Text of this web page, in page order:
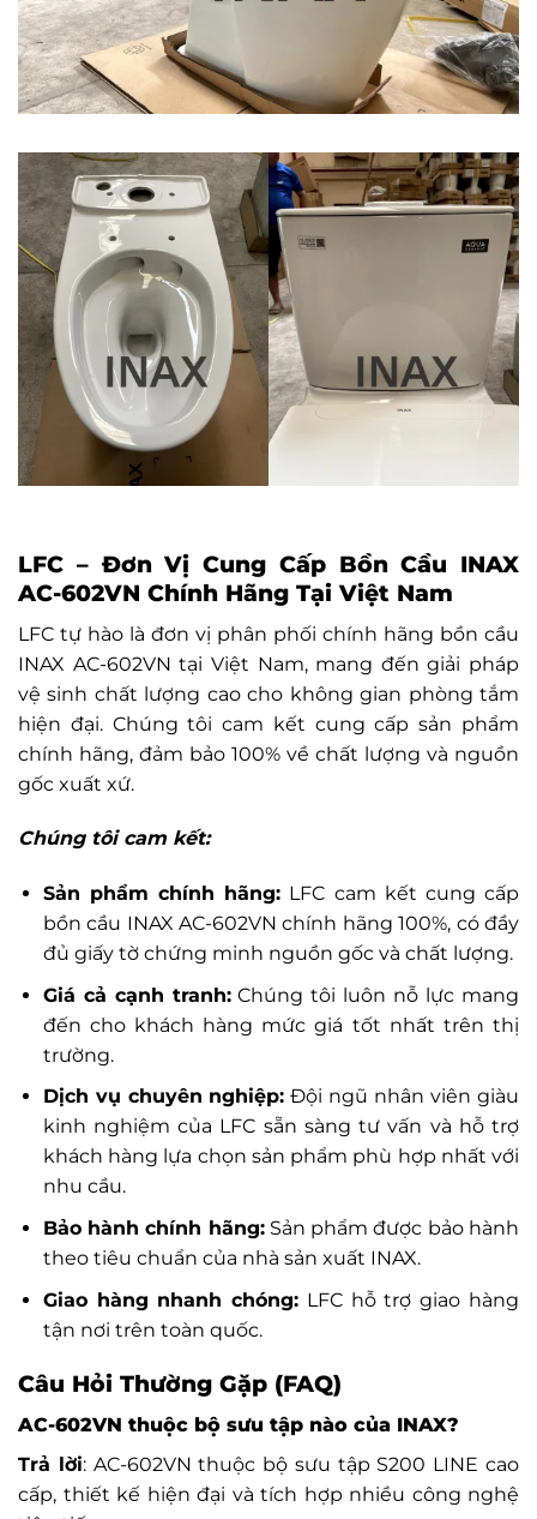
LFC – Đơn Vị Cung Cấp Bồn Cầu INAX
AC-602VN Chính Hãng Tại Việt Nam
LFC tự hào là đơn vị phân phối chính hãng bồn cầu
INAX AC-602VN tại Việt Nam, mang đến giải pháp
vệ sinh chất lượng cao cho không gian phòng tắm
hiện đại. Chúng tôi cam kết cung cấp sản phẩm
chính hãng, đảm bảo 100% về chất lượng và nguồn
gốc xuất xứ.
Chúng tôi cam kết:
Sản phẩm chính hãng: LFC cam kết cung cấp
bồn cầu INAX AC-602VN chính hãng 100%, có đầy
đủ giấy tờ chứng minh nguồn gốc và chất lượng.
Giá cả cạnh tranh:Chúng tôi luôn nỗ lực mang
đến cho khách hàng mức giá tốt nhất trên thị
trường.
Dịch vụ chuyên nghiệp: Đội ngũ nhân viên giàu
kinh nghiệm của LFC sẵn sàng tư vấn và hỗ trợ
khách hàng lựa chọn sản phẩm phù hợp nhất với
nhu cầu.
Bảo hành chính hãng:Sản phẩm được bảo hành
theo tiêu chuẩn của nhà sản xuất INAX.
Giao hàng nhanh chóng: LFC hỗ trợ giao hàng
tận nơi trên toàn quốc.
Câu Hỏi Thường Gặp (FAQ)
AC-602VN thuộc bộ sưu tập nào của INAX?
Trả lời: AC-602VN thuộc bộ sưu tập S200 LINE cao
cấp, thiết kế hiện đại và tích hợp nhiều công nghệ